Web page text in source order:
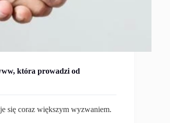
która prowadzi od
się coraz większym wyzwaniem.